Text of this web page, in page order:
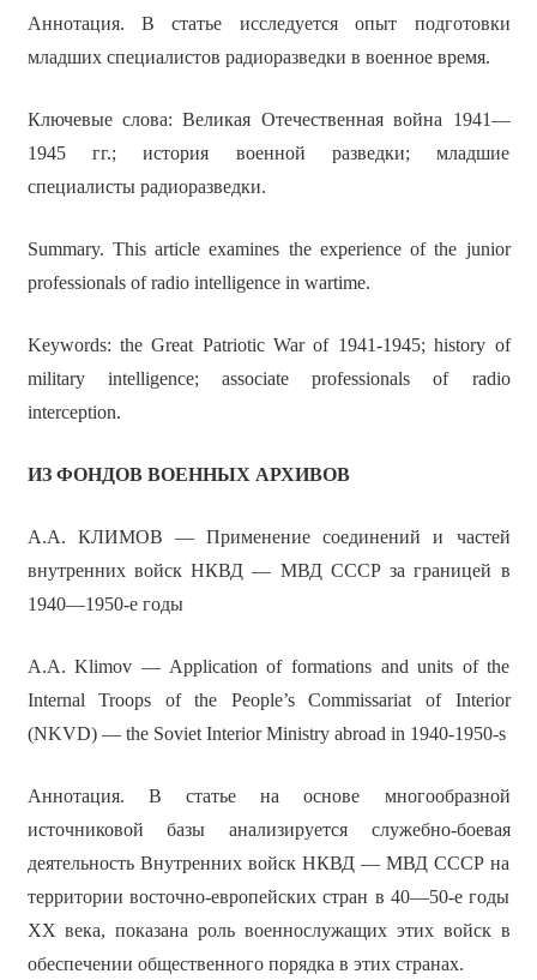
Аннотация. В статье исследуется опыт подготовки
младших специалистов радиоразведки в военное время.
Ключевые слова: Великая Отечественная война 1941—
1945 гг.; история военной разведки; младшие
специалисты радиоразведки.
Summary. This article examines the experience of the junior
professionals of radio intelligence in wartime.
Keywords: the Great Patriotic War of 1941-1945; history of
military intelligence; associate professionals of radio
interception.
ИЗ ФОНДОВ ВОЕННЫХ АРХИВОВ
А.А. КЛИМОВ — Применение соединений и частей
внутренних войск НКВД — МВД СССР за границей в
1940—1950-е годы
A.A. Klimov — Application of formations and units of the
Internal Troops of the People’s Commissariat of Interior
(NKVD) — the Soviet Interior Ministry abroad in 1940-1950-s
Аннотация. В статье на основе многообразной
источниковой базы анализируется служебно-боевая
деятельность Внутренних войск НКВД — МВД СССР на
территории восточно-европейских стран в 40—50-е годы
ХХ века, показана роль военнослужащих этих войск в
обеспечении общественного порядка в этих странах.